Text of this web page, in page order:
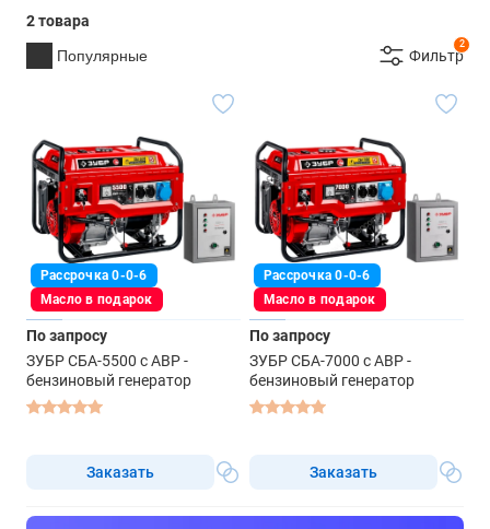
2 товара
Популярные
2
Фильтр
Рассрочка 0-0-6
Масло в подарок
По запросу
ЗУБР СБА-5500 с АВР -
бензиновый генератор
Заказать
Рассрочка 0-0-6
Масло в подарок
По запросу
ЗУБР СБА-7000 с АВР -
бензиновый генератор
Заказать